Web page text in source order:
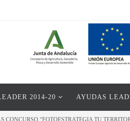
2014-20 AYUDAS
“FOTOESTRATEGIA TU